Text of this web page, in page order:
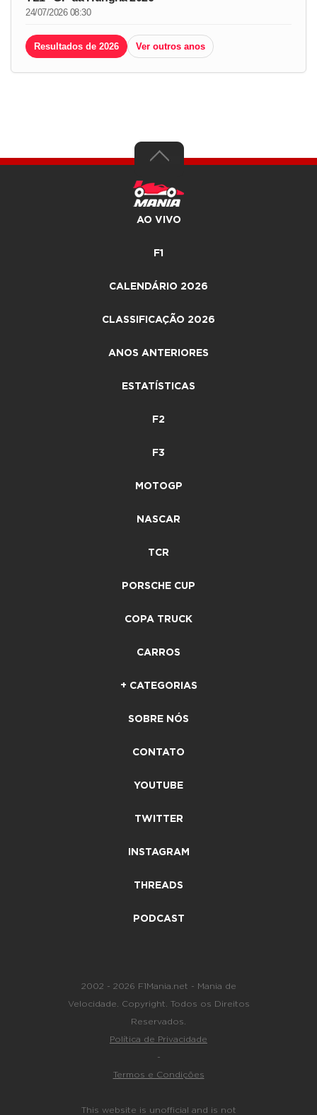
24/07/2026 08:30
Resultados de 2026 Ver outros anos
AO VIVO
F1
CALENDÁRIO 2026
CLASSIFICAÇÃO 2026
ANOS ANTERIORES
ESTATÍSTICAS
F2
F3
MOTOGP
NASCAR
TCR
PORSCHE CUP
COPA TRUCK
CARROS
+ CATEGORIAS
SOBRE NÓS
CONTATO
YOUTUBE
TWITTER
INSTAGRAM
THREADS
PODCAST
2002 - 2026 F1Mania.net - Mania de
Velocidade. Copyright. Todos os Direitos
Reservados.
Política de Privacidade
-
Termos e Condições
This website is unofficial and is not